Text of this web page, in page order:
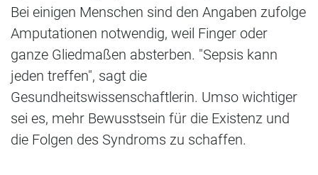
Bei einigen Menschen sind den Angaben zufolge
Amputationen notwendig, weil Finger oder
ganze Gliedmaßen absterben. "Sepsis kann
jeden treffen", sagt die
Gesundheitswissenschaftlerin. Umso wichtiger
sei es, mehr Bewusstsein für die Existenz und
die Folgen des Syndroms zu schaffen.